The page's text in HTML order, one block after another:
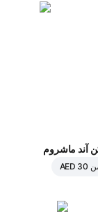
آند ماشروم
AED 30